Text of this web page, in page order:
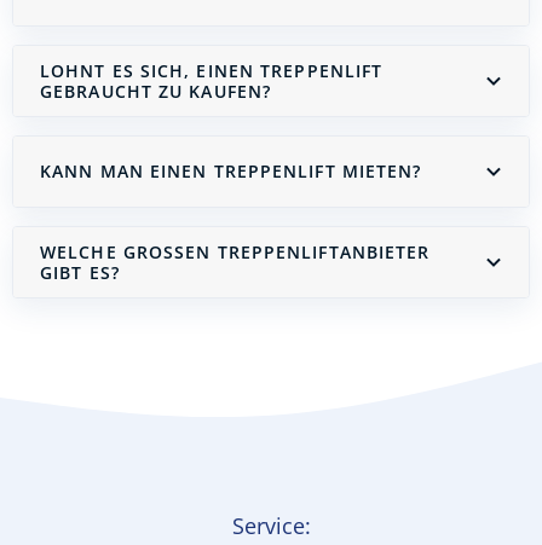
LOHNT ES SICH, EINEN TREPPENLIFT
GEBRAUCHT ZU KAUFEN?
KANN MAN EINEN TREPPENLIFT MIETEN?
WELCHE GROSSEN TREPPENLIFTANBIETER G
IBT ES?
Service: